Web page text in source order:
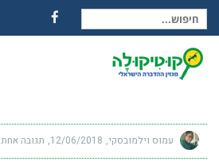
חיפוש עבור:
Facebook
עמוס וילמובסקי 12/06/2018 תגובה אחת